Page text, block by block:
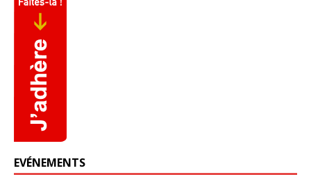
EVÉNEMENTS